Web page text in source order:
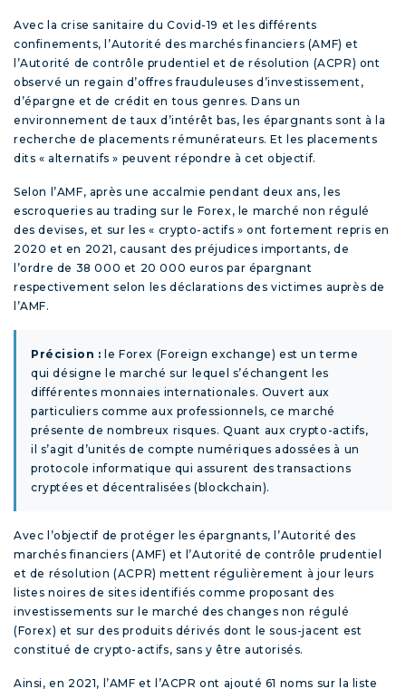
Avec la crise sanitaire du Covid-19 et les différents
confinements, l’Autorité des marchés financiers (AMF) et
l’Autorité de contrôle prudentiel et de résolution (ACPR) ont
observé un regain d’offres frauduleuses d’investissement,
d’épargne et de crédit en tous genres. Dans un
environnement de taux d’intérêt bas, les épargnants sont à la
recherche de placements rémunérateurs. Et les placements
dits « alternatifs » peuvent répondre à cet objectif.
Selon l’AMF, après une accalmie pendant deux ans, les
escroqueries au trading sur le Forex, le marché non régulé
des devises, et sur les « crypto-actifs » ont fortement repris en
2020 et en 2021, causant des préjudices importants, de
l’ordre de 38 000 et 20 000 euros par épargnant
respectivement selon les déclarations des victimes auprès de
l’AMF.
Précision : le Forex (Foreign exchange) est un terme
qui désigne le marché sur lequel s’échangent les
différentes monnaies internationales. Ouvert aux
particuliers comme aux professionnels, ce marché
présente de nombreux risques. Quant aux crypto-actifs,
il s’agit d’unités de compte numériques adossées à un
protocole informatique qui assurent des transactions
cryptées et décentralisées (blockchain).
Avec l’objectif de protéger les épargnants, l’Autorité des
marchés financiers (AMF) et l’Autorité de contrôle prudentiel
et de résolution (ACPR) mettent régulièrement à jour leurs
listes noires de sites identifiés comme proposant des
investissements sur le marché des changes non régulé
(Forex) et sur des produits dérivés dont le sous-jacent est
constitué de crypto-actifs, sans y être autorisés.
Ainsi, en 2021, l’AMF et l’ACPR ont ajouté 61 noms sur la liste